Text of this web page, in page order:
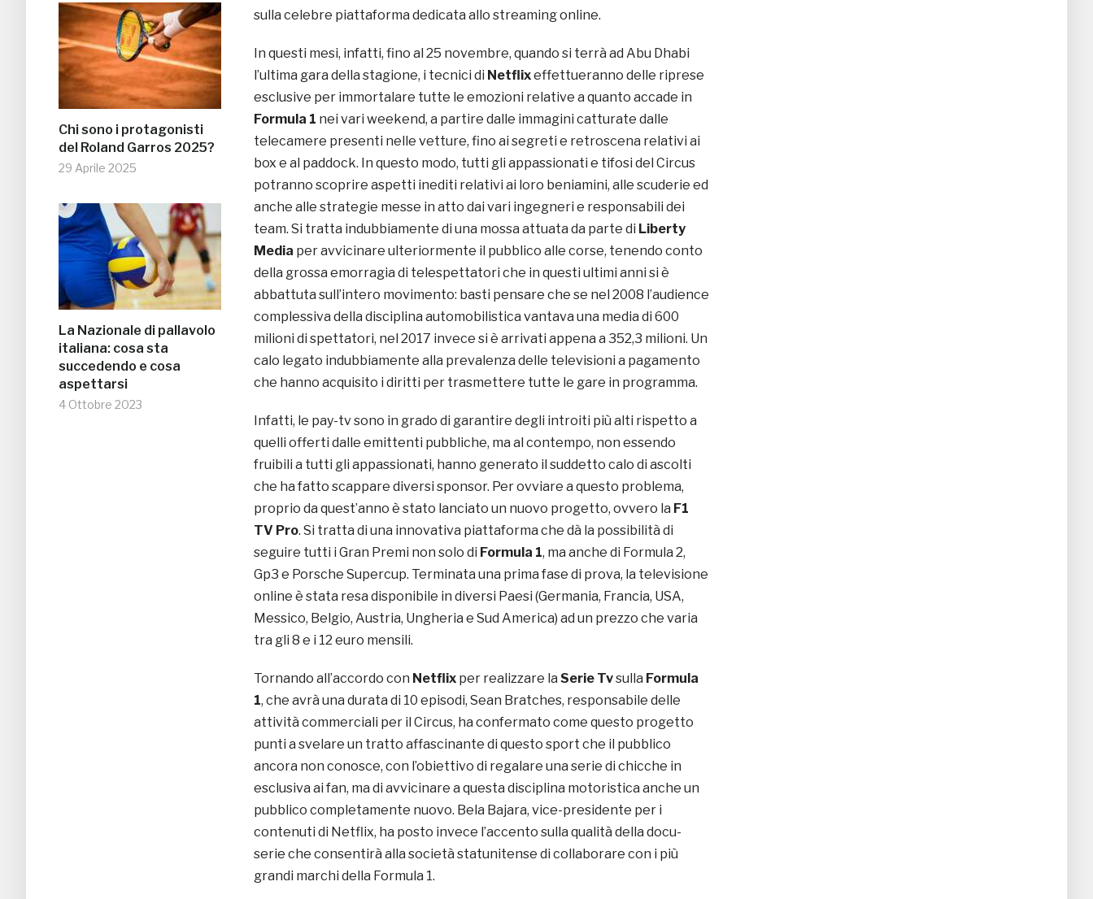
Chi sono i protagonisti
del Roland Garros 2025?
29 Aprile 2025
La Nazionale di pallavolo
italiana: cosa sta
succedendo e cosa
aspettarsi
4 Ottobre 2023
sulla celebre piattaforma dedicata allo streaming online.
In questi mesi, infatti, fino al 25 novembre, quando si terrà ad Abu Dhabi
l’ultima gara della stagione, i tecnici di Netflixeffettueranno delle riprese
esclusive per immortalare tutte le emozioni relative a quanto accade in
Formula 1 nei vari weekend, a partire dalle immagini catturate dalle
telecamere presenti nelle vetture, fino ai segreti e retroscena relativi ai
box e al paddock. In questo modo, tutti gli appassionati e tifosi del Circus
potranno scoprire aspetti inediti relativi ai loro beniamini, alle scuderie ed
anche alle strategie messe in atto dai vari ingegneri e responsabili dei
team. Si tratta indubbiamente di una mossa attuata da parte di Liberty
Media per avvicinare ulteriormente il pubblico alle corse, tenendo conto
della grossa emorragia di telespettatori che in questi ultimi anni si è
abbattuta sull’intero movimento: basti pensare che se nel 2008 l’audience
complessiva della disciplina automobilistica vantava una media di 600
milioni di spettatori, nel 2017 invece si è arrivati appena a 352,3 milioni. Un
calo legato indubbiamente alla prevalenza delle televisioni a pagamento
che hanno acquisito i diritti per trasmettere tutte le gare in programma.
Infatti, le pay-tv sono in grado di garantire degli introiti più alti rispetto a
quelli offerti dalle emittenti pubbliche, ma al contempo, non essendo
fruibili a tutti gli appassionati, hanno generato il suddetto calo di ascolti
che ha fatto scappare diversi sponsor. Per ovviare a questo problema,
proprio da quest’anno è stato lanciato un nuovo progetto, ovvero la F1
TV Pro. Si tratta di una innovativa piattaforma che dà la possibilità di
seguire tutti i Gran Premi non solo di Formula 1, ma anche di Formula 2,
Gp3 e Porsche Supercup. Terminata una prima fase di prova, la televisione
online è stata resa disponibile in diversi Paesi (Germania, Francia, USA,
Messico, Belgio, Austria, Ungheria e Sud America) ad un prezzo che varia
tra gli 8 e i 12 euro mensili.
Tornando all’accordo con Netflix per realizzare la Serie Tvsulla Formula
1, che avrà una durata di 10 episodi, Sean Bratches, responsabile delle
attività commerciali per il Circus, ha confermato come questo progetto
punti a svelare un tratto affascinante di questo sport che il pubblico
ancora non conosce, con l’obiettivo di regalare una serie di chicche in
esclusiva ai fan, ma di avvicinare a questa disciplina motoristica anche un
pubblico completamente nuovo. Bela Bajara, vice-presidente per i
contenuti di Netflix, ha posto invece l’accento sulla qualità della docu-
serie che consentirà alla società statunitense di collaborare con i più
grandi marchi della Formula 1.